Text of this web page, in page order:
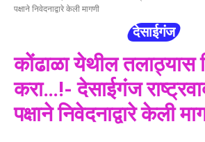
पक्षाने निवेदनाद्वारे केली मागणी
देसाईगंज
कोंढाळा येथील तलाठ्यास
करा…!- देसाईगंज
पक्षाने निवेदनाद्वारे केली